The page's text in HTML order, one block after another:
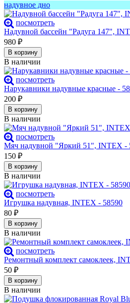
надувное дно
посмотреть
Надувной бассейн "Радуга 147",
980 ₽
В корзину
В наличии
посмотреть
Нарукавники надувные красные -
200 ₽
В корзину
В наличии
посмотреть
Мяч надувной "Яркий 51", INTEX -
150 ₽
В корзину
В наличии
посмотреть
Игрушка надувная, INTEX - 58590
80 ₽
В корзину
В наличии
посмотреть
Ремонтный комплект самоклеек,
50 ₽
В корзину
В наличии